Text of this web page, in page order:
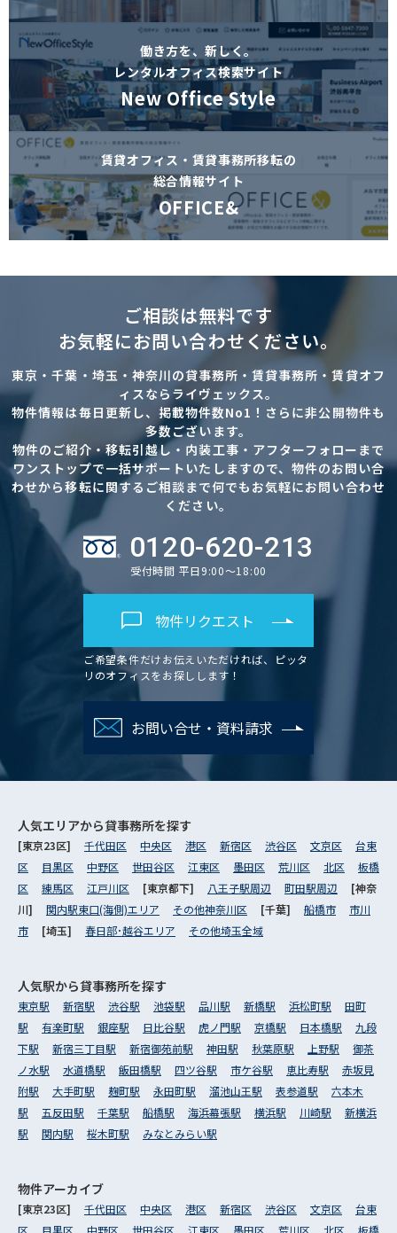
働き方を、新しく。
レンタルオフィス検索サイト
New Office Style
賃貸オフィス・賃貸事務所移転の
総合情報サイト
OFFICE&
ご相談は無料です
お気軽にお問い合わせください。
東京・千葉・埼玉・神奈川の貸事務所・賃貸事務所・賃貸オフ
ィスならライヴェックス。
物件情報は毎日更新し、掲載物件数No1！さらに非公開物件も
多数ございます。
物件のご紹介・移転引越し・内装工事・アフターフォローまで
ワンストップで一括サポートいたしますので、物件のお問い合
わせから移転に関するご相談まで何でもお気軽にお問い合わせ
ください。
0120-620-213
受付時間 平日9:00～18:00
物件リクエスト
ご希望条件だけお伝えいただければ、ピッタ
リのオフィスをお探しします！
お問い合せ・資料請求
人気エリアから貸事務所を探す
[東京23区] 千代田区 中央区 港区 新宿区 渋谷区 文京区
台東
区
目黒区 中野区 世田谷区 江東区 墨田区 荒川区 北区
板橋
区
練馬区 江戸川区 [東京都下] 八王子駅周辺 町田駅周辺
[神奈
川] 関内駅東口(海側)エリア その他神奈川区 [千葉] 船橋市
市川
市
[埼玉] 春日部･越谷エリア その他埼玉全域
人気駅から貸事務所を探す
東京駅 新宿駅 渋谷駅 池袋駅 品川駅 新橋駅 浜松町駅
田町
駅
有楽町駅 銀座駅 日比谷駅 虎ノ門駅 京橋駅 日本橋駅
九段
下駅
新宿三丁目駅 新宿御苑前駅 神田駅 秋葉原駅 上野駅
御茶
ノ水駅
水道橋駅 飯田橋駅 四ツ谷駅 市ケ谷駅 恵比寿駅
赤坂見
附駅
大手町駅 麹町駅 永田町駅 溜池山王駅 表参道駅
六本木
駅
五反田駅 千葉駅 船橋駅 海浜幕張駅 横浜駅 川崎駅
新横浜
駅
関内駅 桜木町駅 みなとみらい駅
物件アーカイブ
[東京23区] 千代田区 中央区 港区 新宿区 渋谷区 文京区
台東
区
目黒区 中野区 世田谷区 江東区 墨田区 荒川区 北区 板橋